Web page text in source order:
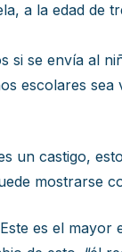
a la edad
se envía al
escolares sea
un castigo,
mostrarse
es el